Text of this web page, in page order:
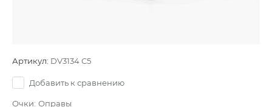
Артикул: DV3134 C5
Добавить к сравнению
Очки: Оправы